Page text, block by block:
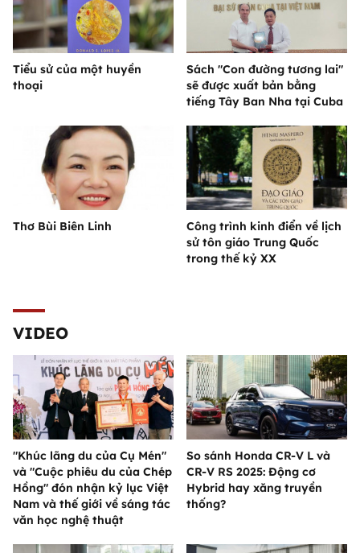
Tiểu sử của một huyền
thoại
Sách "Con đường tương lai"
sẽ được xuất bản bằng
tiếng Tây Ban Nha tại Cuba
Thơ Bùi Biên Linh
Công trình kinh điển về lịch
sử tôn giáo Trung Quốc
trong thế kỷ XX
VIDEO
"Khúc lãng du của Cụ Mén"
và "Cuộc phiêu du của Chép
Hồng" đón nhận kỷ lục Việt
Nam và thế giới về sáng tác
văn học nghệ thuật
So sánh Honda CR-V L và
CR-V RS 2025: Động cơ
Hybrid hay xăng truyền
thống?